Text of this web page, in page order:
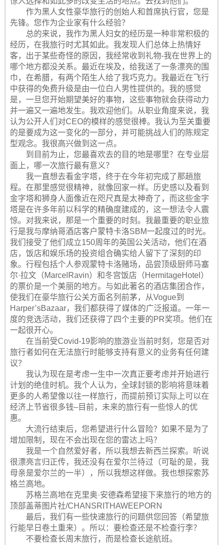
作为黑人女性豪华旅行的创始人和首席执行官，您是
先锋。您作为企业家有什么经验？
总的来说，我作为黑人妇女的经历是一种非常积极的
经历，在我旅行时尤其如此。我发现人们总体上热情好
客，出于某些奇怪的原因，我经常收到礼物-我在世界上的
哪个地方都没关系。最近在埃及，给我送了一条漂亮的围
巾，在希腊，有两个陌生人给了我巧克力。我最近在飞行
中获得的免费升级是由一位白人男性提供的。我的感觉
是，一旦您开始期望美好的事物，这些事物就会获得动力
并一遍又一遍地发生。我欢迎他们。从职业角度来说，我
认为公开人们对CEO的模样的感觉很棒。我认为至关重要
的是要成为这一变化的一部分，并可能挑战人们的陈规定
型观念。我很高兴做到这一点。
到目前为止，您最喜欢去的目的地是哪里？在专业层
面上，哪一次旅行最有意义？
我一直想去看金字塔，终于在今年初完成了那趟旅
程。在那里感觉很精神，就像回家一样。历史感以及看到
金字塔和狮身人面像近在咫尺真是太神奇了，而这些金字
塔是在许多年前以科学的精确度建成的，这一想法令人震
惊。对我来说，那是一个重要的时刻。我最重要的职业旅
行是我与摩纳哥酒店客户蒙特卡洛SBM一起度过的时光。
我们接受了他们成立150周年的英国公关活动，他们在酒
店，饭店和娱乐场的投资组合确实给人留下了深刻的印
象。行程包括个人参观蒙特卡洛赌场，品尝顶级厨师马塞
尔·拉文（MarcelRavin）和冬宫饭店（HermitageHotel）
的票价是一个美丽的地方。与如此著名的酒店集团合作，
使我们在豪华旅行公关方面名列前茅，从Vogue到
Harper’sBazaar，我们都获得了媒体的广泛报道。一年一
度的竞选活动，我们还获得了四个主要的PR奖项。他们在
一起很开心。
在当前受Covid-19影响的旅游业当前时刻，您是否对
旅行者如何在无法旅行时能够支持有意义的业务有任何建
议？
我认为现在是考虑一生中一次真正要考虑并开始进行
计划的绝佳时机。我个人认为，全球封锁的影响将意味着
更多的人希望像以往一样旅行，而提前预订实际上可以在
经济上节省很多钱–目前，未来的旅行有一些惊人的优
惠。
大流行结束后，您希望进行什么冒险？如果不是为了
增加限制，现在不会出现在您的雷达上吗？
我是一个自然爱好者，所以我想去新西兰探索。听说
很漂亮言归正传，我还没有在爱尔兰待过（可耻的是，我
母亲是爱尔兰的一半），所以我想这样做。我也想探索苏
格兰高地。
苏格兰高地在克里奥·安德森希望接下来旅行的地方的
顶部盖蒂图片社/CHANSRITHAWEEPORN
最后，我们有一些快速旅行的问题供您回答（希望旅
行能早日卷土重来）。所以：要检查还是不检查行李？
不要检查长周末旅行，而是检查长途航班。